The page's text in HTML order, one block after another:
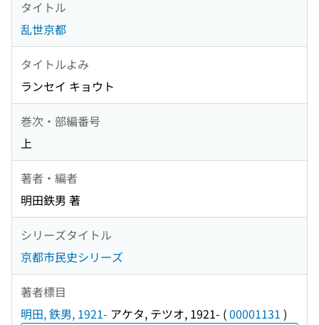
タイトル
乱世京都
タイトルよみ
ランセイ キョウト
巻次・部編番号
上
著者・編者
明田鉄男 著
シリーズタイトル
京都市民史シリーズ
著者標目
明田, 鉄男, 1921- アケタ, テツオ, 1921- (00001131 )